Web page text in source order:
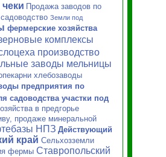
Продажа заводов по
Земли под
фермерские хозяйства
комплексы
производство
заводы мельницы
хлебозаводы
предприятия по
садоводства участки под
в предгорье
продаже минеральной
НПЗ Действующий
край Сельхозземли
фермы Ставропольский